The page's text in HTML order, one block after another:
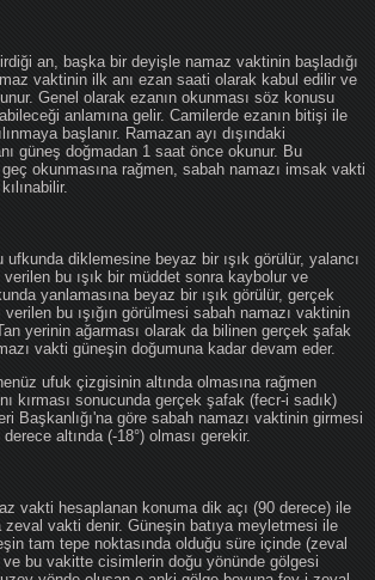
an, başka bir deyişle namaz vaktinin başladığı
vaktinin ilk anı ezan saati olarak kabul edilir ve
Genel olarak ezanın okunması söz konusu
anlamına gelir. Camilerde ezanın bitişi ile
başlanır. Ramazan ayı dışındaki
güneş doğmadan 1 saat önce okunur. Bu
okunmasına rağmen, sabah namazı imsak vakti
diklemesine beyaz bir ışık görülür, yalancı
bu ışık bir müddet sonra kaybolur ve
yanlamasına beyaz bir ışık görülür, gerçek
bu ışığın görülmesi sabah namazı vaktinin
yerinin ağarması olarak da bilinen gerçek şafak
vakti güneşin doğumuna kadar devam eder.
ufuk çizgisinin altında olmasına rağmen
kırması sonucunda gerçek şafak (fecr-i sadık)
Başkanlığı'na göre sabah namazı vaktinin girmesi
altında (-18°) olması gerekir.
vakti hesaplanan konuma dik açı (90 derece) ile
zeval vakti denir. Güneşin batıya meyletmesi ile
tam tepe noktasında olduğu süre içinde (zeval
ve bu vakitte cisimlerin doğu yönünde gölgesi